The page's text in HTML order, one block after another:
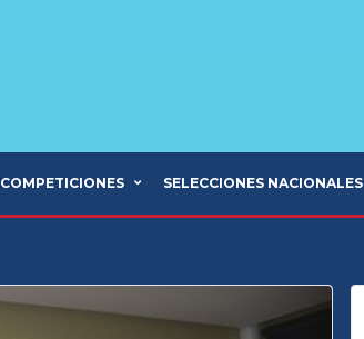
COMPETICIONES SELECCIONES NACIONALES